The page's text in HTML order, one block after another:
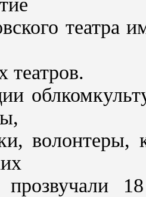
театра
театров.
волонтеры,
прозвучали